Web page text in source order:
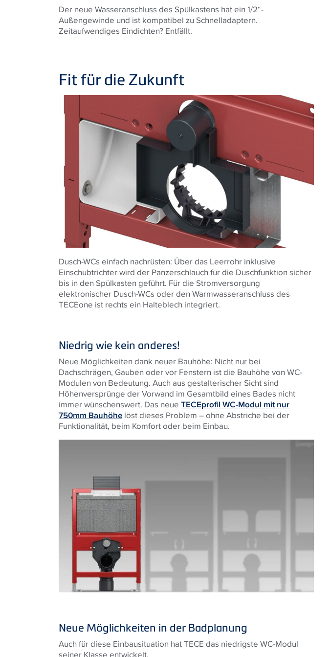
Der neue Wasseranschluss des Spülkastens hat ein 1/2“-
Außengewinde und ist kompatibel zu Schnelladaptern.
Zeitaufwendiges Eindichten? Entfällt.
Fit für die Zukunft
Dusch-WCs einfach nachrüsten: Über das Leerrohr inklusive
Einschubtrichter wird der Panzerschlauch für die Duschfunktion sicher
bis in den Spülkasten geführt. Für die Stromversorgung
elektronischer Dusch-WCs oder den Warmwasseranschluss des
TECEone ist rechts ein Halteblech integriert.
Niedrig wie kein anderes!
Neue Möglichkeiten dank neuer Bauhöhe: Nicht nur bei
Dachschrägen, Gauben oder vor Fenstern ist die Bauhöhe von WC-
Modulen von Bedeutung. Auch aus gestalterischer Sicht sind
Höhenversprünge der Vorwand im Gesamtbild eines Bades nicht
immer wünschenswert. Das neue TECEprofil WC-Modul mit nur
750mm Bauhöhe löst dieses Problem – ohne Abstriche bei der
Funktionalität, beim Komfort oder beim Einbau.
Neue Möglichkeiten in der Badplanung
Auch für diese Einbausituation hat TECE das niedrigste WC-Modul
seiner Klasse entwickelt.